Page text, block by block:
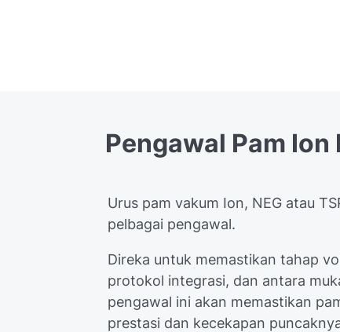
Pengawal Pam Ion
Urus pam vakum Ion, NEG atau
pelbagai pengawal.
Direka untuk memastikan tahap
protokol integrasi, dan antara
pengawal ini akan memastikan
prestasi dan kecekapan